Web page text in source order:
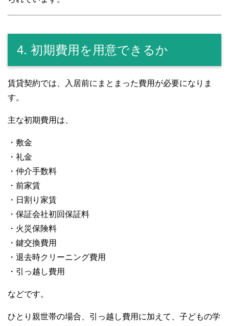
4. 初期費用を用意できるか
賃貸契約では、入居前にまとまった費用が必要になりま
す。
主な初期費用は、
・敷金
・礼金
・仲介手数料
・前家賃
・日割り家賃
・保証会社初回保証料
・火災保険料
・鍵交換費用
・退去時クリーニング費用
・引っ越し費用
などです。
ひとり親世帯の場合、引っ越し費用に加えて、子どもの学